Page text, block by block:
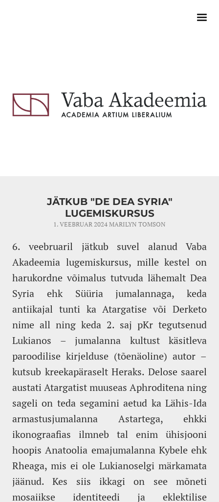
JÄTKUB "DE DEA SYRIA"
LUGEMISKURSUS
1. VEEBRUAR 2024MARILYN TOMSON
6. veebruaril jätkub suvel alanud Vaba
Akadeemia lugemiskursus, mille kestel on
harukordne võimalus tutvuda lähemalt Dea
Syria ehk Süüria jumalannaga, keda
antiikajal tunti ka Atargatise või Derketo
nime all ning keda 2. saj pKr tegutsenud
Lukianos – jumalanna kultust käsitleva
paroodilise kirjelduse (tõenäoline) autor –
kutsub kreekapäraselt Heraks. Delose saarel
austati Atargatist muuseas Aphroditena ning
sageli on teda segamini aetud ka Lähis-Ida
armastusjumalanna Astartega, ehkki
ikonograafias ilmneb tal enim ühisjooni
hoopis Anatoolia emajumalanna Kybele ehk
Rheaga, mis ei ole Lukianoselgi märkamata
jäänud. Kes siis ikkagi on see mõneti
mosaiikse identiteedi ja eklektilise